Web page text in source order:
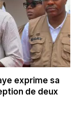
exprime sa
de deux